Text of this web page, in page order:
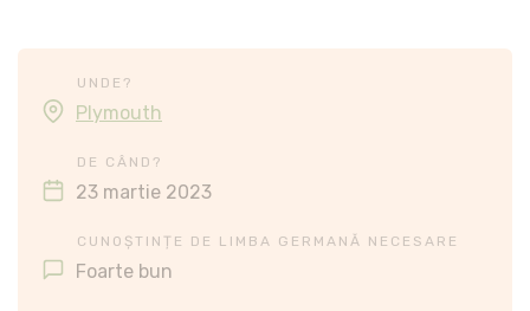
UNDE?
Plymouth
DE CÂND?
23 martie 2023
CUNOȘTINȚE DE LIMBA GERMANĂ NECESARE
Foarte bun